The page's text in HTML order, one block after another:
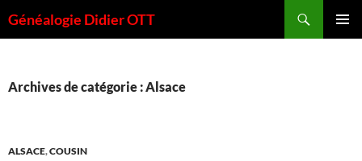
auGénéalogie Didier OTT
Archives de catégorie : Alsace
ALSACE,COUSIN